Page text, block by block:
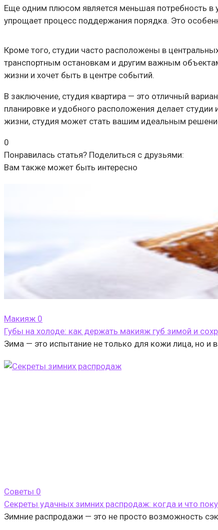
Еще одним плюсом является меньшая потребность в
упрощает процесс поддержания порядка. Это
Кроме того, студии часто расположены в
транспортным остановкам и другим важным
жизни и хочет быть в центре событий.
В заключение, студия квартира — это отличный
планировке и удобного расположения делает
жизни, студия может стать вашим идеальным
0
Понравилась статья? Поделиться с друзьями:
Вам также может быть интересно
Макияж 0
Губы на холоде: как держать макияж губ зимой и
Зима — это испытание не только для кожи лица, но и
Cоветы 0
Секреты удачных зимних распродаж: когда и что
Зимние распродажи — это не просто возможность